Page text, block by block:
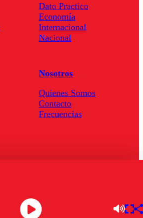
Dato Practico
Economía
Internacional
Nacional
Nosotros
Quienes Somos
Contacto
Frecuencias